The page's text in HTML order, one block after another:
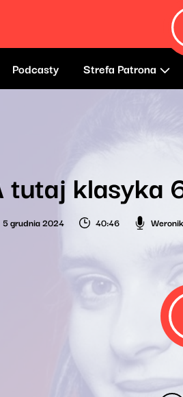
Podcasty Strefa Patrona
tutaj klasyka
5 grudnia 2024 40:46